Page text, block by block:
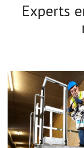
Experts